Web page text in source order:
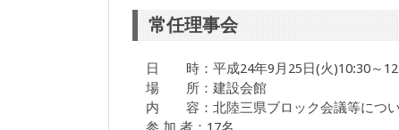
常任理事会
日 時：平成24年9月25日(火)10:30～
場 所：建設会館
内 容：北陸三県ブロック会議等につい